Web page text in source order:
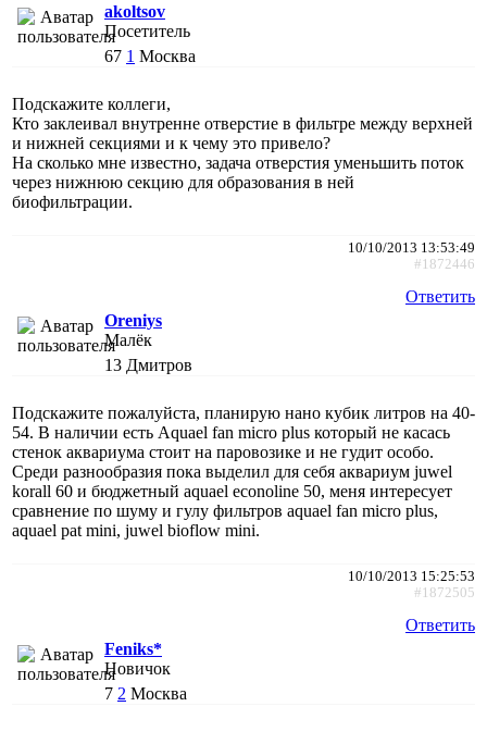
akoltsov
Посетитель
67 1 Москва
Подскажите коллеги,
Кто заклеивал внутренне отверстие в фильтре между верхней
и нижней секциями и к чему это привело?
На сколько мне известно, задача отверстия уменьшить поток
через нижнюю секцию для образования в ней
биофильтрации.
10/10/2013 13:53:49
#1872446
Ответить
Oreniys
Малёк
13 Дмитров
Подскажите пожалуйста, планирую нано кубик литров на 40-
54. В наличии есть Aquael fan micro plus который не касась
стенок аквариума стоит на паровозике и не гудит особо.
Среди разнообразия пока выделил для себя аквариум juwel
korall 60 и бюджетный aquael econoline 50, меня интересует
сравнение по шуму и гулу фильтров aquael fan micro plus,
aquael pat mini, juwel bioflow mini.
10/10/2013 15:25:53
#1872505
Ответить
Feniks*
Новичок
7 2 Москва